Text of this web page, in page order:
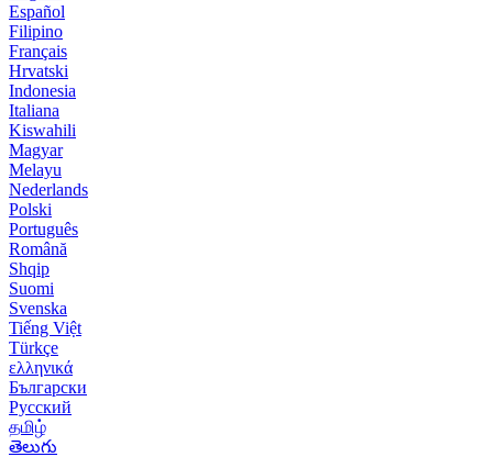
Español
Filipino
Français
Hrvatski
Indonesia
Italiana
Kiswahili
Magyar
Melayu
Nederlands
Polski
Português
Română
Shqip
Suomi
Svenska
Tiếng Việt
Türkçe
ελληνικά
Български
Русский
தமிழ்
తెలుగు